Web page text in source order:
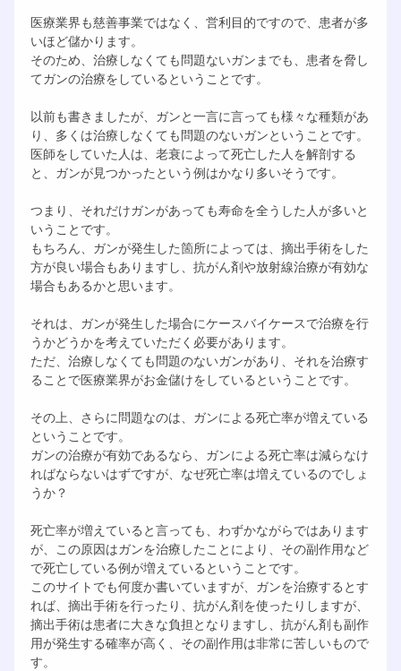
医療業界も慈善事業ではなく、営利目的ですので、患者が多
いほど儲かります。
そのため、治療しなくても問題ないガンまでも、患者を脅し
てガンの治療をしているということです。
以前も書きましたが、ガンと一言に言っても様々な種類があ
り、多くは治療しなくても問題のないガンということです。
医師をしていた人は、老衰によって死亡した人を解剖する
と、ガンが見つかったという例はかなり多いそうです。
つまり、それだけガンがあっても寿命を全うした人が多いと
いうことです。
もちろん、ガンが発生した箇所によっては、摘出手術をした
方が良い場合もありますし、抗がん剤や放射線治療が有効な
場合もあるかと思います。
それは、ガンが発生した場合にケースバイケースで治療を行
うかどうかを考えていただく必要があります。
ただ、治療しなくても問題のないガンがあり、それを治療す
ることで医療業界がお金儲けをしているということです。
その上、さらに問題なのは、ガンによる死亡率が増えている
ということです。
ガンの治療が有効であるなら、ガンによる死亡率は減らなけ
ればならないはずですが、なぜ死亡率は増えているのでしょ
うか？
死亡率が増えていると言っても、わずかながらではあります
が、この原因はガンを治療したことにより、その副作用など
で死亡している例が増えているということです。
このサイトでも何度か書いていますが、ガンを治療するとす
れば、摘出手術を行ったり、抗がん剤を使ったりしますが、
摘出手術は患者に大きな負担となりますし、抗がん剤も副作
用が発生する確率が高く、その副作用は非常に苦しいもので
す。